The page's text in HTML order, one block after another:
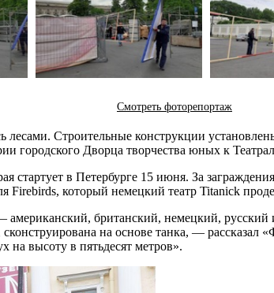
Смотреть фоторепортаж
Строительные конструкции
городского Дворца творчества юных к
стартует в Петербурге 15 июня. За
который немецкий театр Titanick
— американский, британский, немецкий,
на основе танка, — рассказал
на высоту в пятьдесят метров».